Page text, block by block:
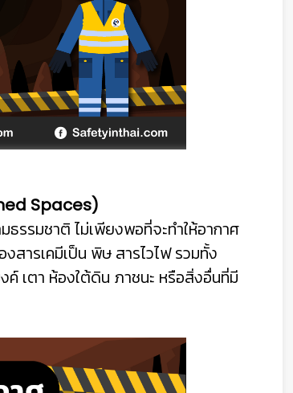
Spaces)
รรมชาติ ไม่เพียงพอที่จะทำให้อากาศ
ารเคมีเป็น พิษ สารไวไฟ รวมทั้ง
ค์ เตา ห้องใต้ดิน ภาชนะ หรือสิ่งอื่นที่มี